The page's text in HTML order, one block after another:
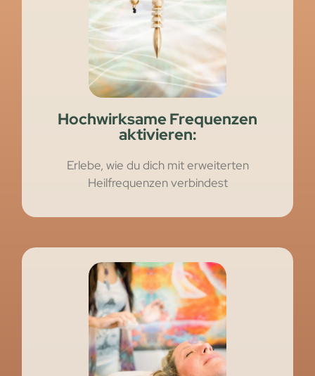
Hochwirksame Frequenzen
aktivieren:
Erlebe, wie du dich mit erweiterten
Heilfrequenzen verbindest